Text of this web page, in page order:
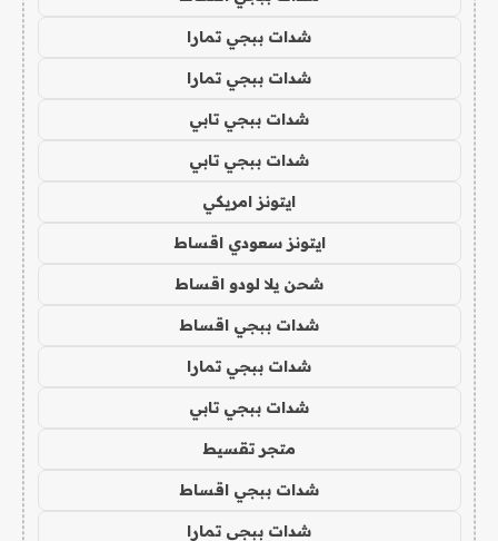
شدات ببجي تمارا
شدات ببجي تمارا
شدات ببجي تابي
شدات ببجي تابي
ايتونز امريكي
ايتونز سعودي اقساط
شحن يلا لودو اقساط
شدات ببجي اقساط
شدات ببجي تمارا
شدات ببجي تابي
متجر تقسيط
شدات ببجي اقساط
شدات ببجي تمارا